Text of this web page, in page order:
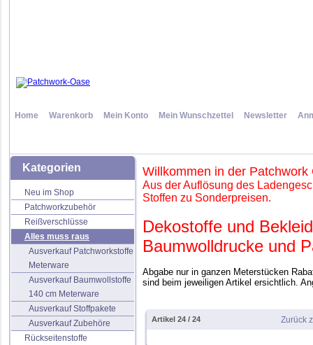
Home Warenkorb Mein Konto Mein Wunschzettel Newsletter
Kategorien
Neu im Shop
Patchworkzubehör
Reißverschlüsse
Alles muss raus
Ausverkauf Patchworkstoffe
Meterware
Ausverkauf Baumwollstoffe
140 cm Meterware
Ausverkauf Stoffpakete
Ausverkauf Zubehöre
Rückseitenstoffe
Willkommen in der Patchwork
Aus der Auflösung des
Stoffen zu Sonderpreisen.
Dekostoffe und
Baumwolldrucke und
Abgabe nur in ganzen Meterstücken
sind beim jeweiligen Artikel ersichtlich.
Artikel 24 / 24 Zurück